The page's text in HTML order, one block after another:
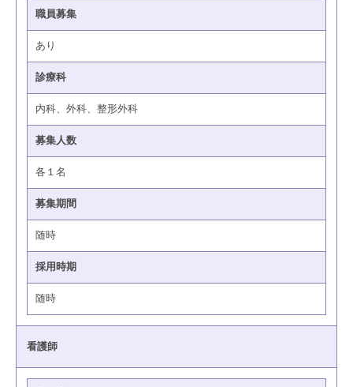
職員募集
あり
診療科
内科、外科、整形外科
募集人数
各１名
募集期間
随時
採用時期
随時
看護師